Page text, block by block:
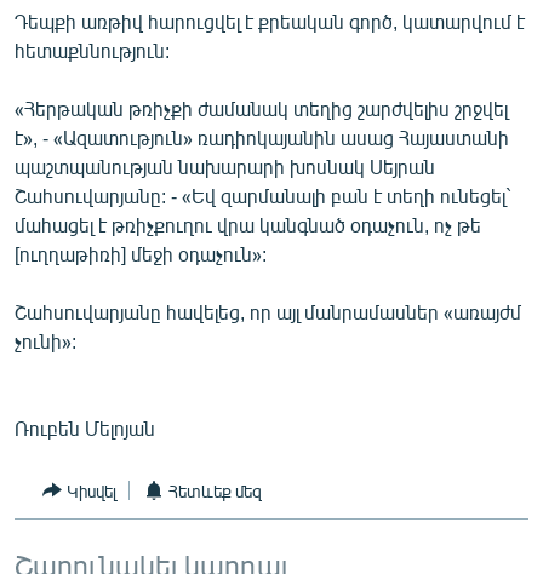
ՄԵԿՆԱԲԱՆՈՒԹՅՈՒՆ
ԿՈՐՈՆԱՎԻՐՈՒՍ
ԱՐԽԻՎ
ՏԵՍԱՆՅՈՒԹԵՐ
ԲԱՆԱՎԵՃ
ՓՈԴՔԱՍԹ
English
Русский
ՀԵՏԵՎԵՔ ՄԵԶ
Դեպքի առթիվ հարուցվել է քրեական գործ, կատարվում է
հետաքննություն:
«Հերթական թռիչքի ժամանակ տեղից շարժվելիս շրջվել
է», - «Ազատություն» ռադիոկայանին ասաց Հայաստանի
պաշտպանության նախարարի խոսնակ Սեյրան
Շահսուվարյանը: - «Եվ զարմանալի բան է տեղի ունեցել`
մահացել է թռիչքուղու վրա կանգնած օդաչուն, ոչ թե
[ուղղաթիռի] մեջի օդաչուն»:
Շահսուվարյանը հավելեց, որ այլ մանրամասներ «առայժմ
չունի»:
Ռուբեն Մելոյան
Կիսվել Հետևեք մեզ
Շարունակել կարդալ